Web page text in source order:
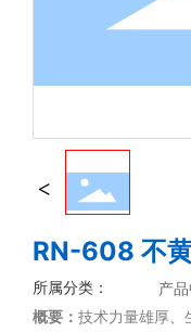
RN-608 不
所属分类： 产
概要： 技术力量雄厚、